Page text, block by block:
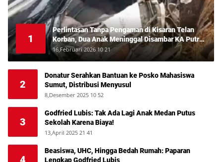
1
Perlintasan Tanpa Pengaman di Kisaran Telan
Korban, Dua Anak Meninggal Disambar KA Putri
Deli
16,Februari 2026 10 21
2
Donatur Serahkan Bantuan ke Posko Mahasiswa
Sumut, Distribusi Menyusul
8,Desember 2025 10 52
3
Godfried Lubis: Tak Ada Lagi Anak Medan Putus
Sekolah Karena Biaya!
13,April 2025 21 41
Beasiswa, UHC, Hingga Bedah Rumah: Paparan
Lengkap Godfried Lubis